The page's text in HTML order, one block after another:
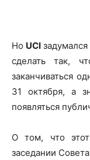
Но UCI
сделать так,
заканчиваться
31 октября, а
появляться
О том, что
заседании